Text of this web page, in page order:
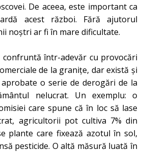
De aceea, este important ca
acest război. Fără ajutorul
noștri ar fi în mare dificultate.
confruntă într-adevăr cu provocări
de la granițe, dar există și
o serie de derogări de la
nelucrat. Un exemplu: o
care spune că în loc să lase
agricultorii pot cultiva 7% din
plante care fixează azotul în sol,
pesticide. O altă măsură luată în